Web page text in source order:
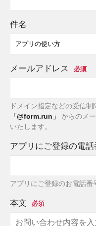
件名
メールアドレス
ドメイン指定などの受信
「@form.run」
からのメ
いたします。
アプリにご登録の電話
アプリにご登録のお電話番
本文